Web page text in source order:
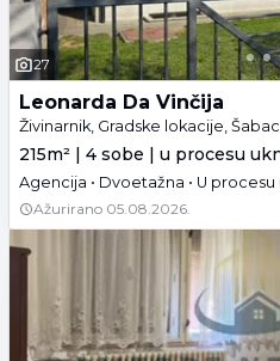
27
Leonarda Da Vinčija
Živinarnik, Gradske lokacije, Šabac
Ažurirano 05.08.2026.